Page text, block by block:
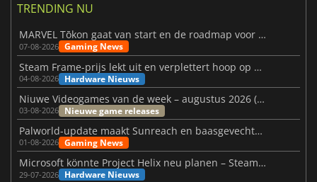
TRENDING NU
MARVEL Tōkon gaat van start en de roadmap voor jaar 1 is bekendgemaakt
07-08-2026 Gaming News
Steam Frame-prijs lekt uit en verplettert hoop op betaalbare VR
04-08-2026 Hardware Nieuws
Niuwe Videogames van de week – augustus 2026 (week 32)
03-08-2026 Nieuwe game releases
Palworld-update maakt Sunreach en baasgevechten stabieler
01-08-2026 Gaming News
Microsoft könnte Project Helix neu planen – Steam-Support wackelt
29-07-2026 Hardware Nieuws